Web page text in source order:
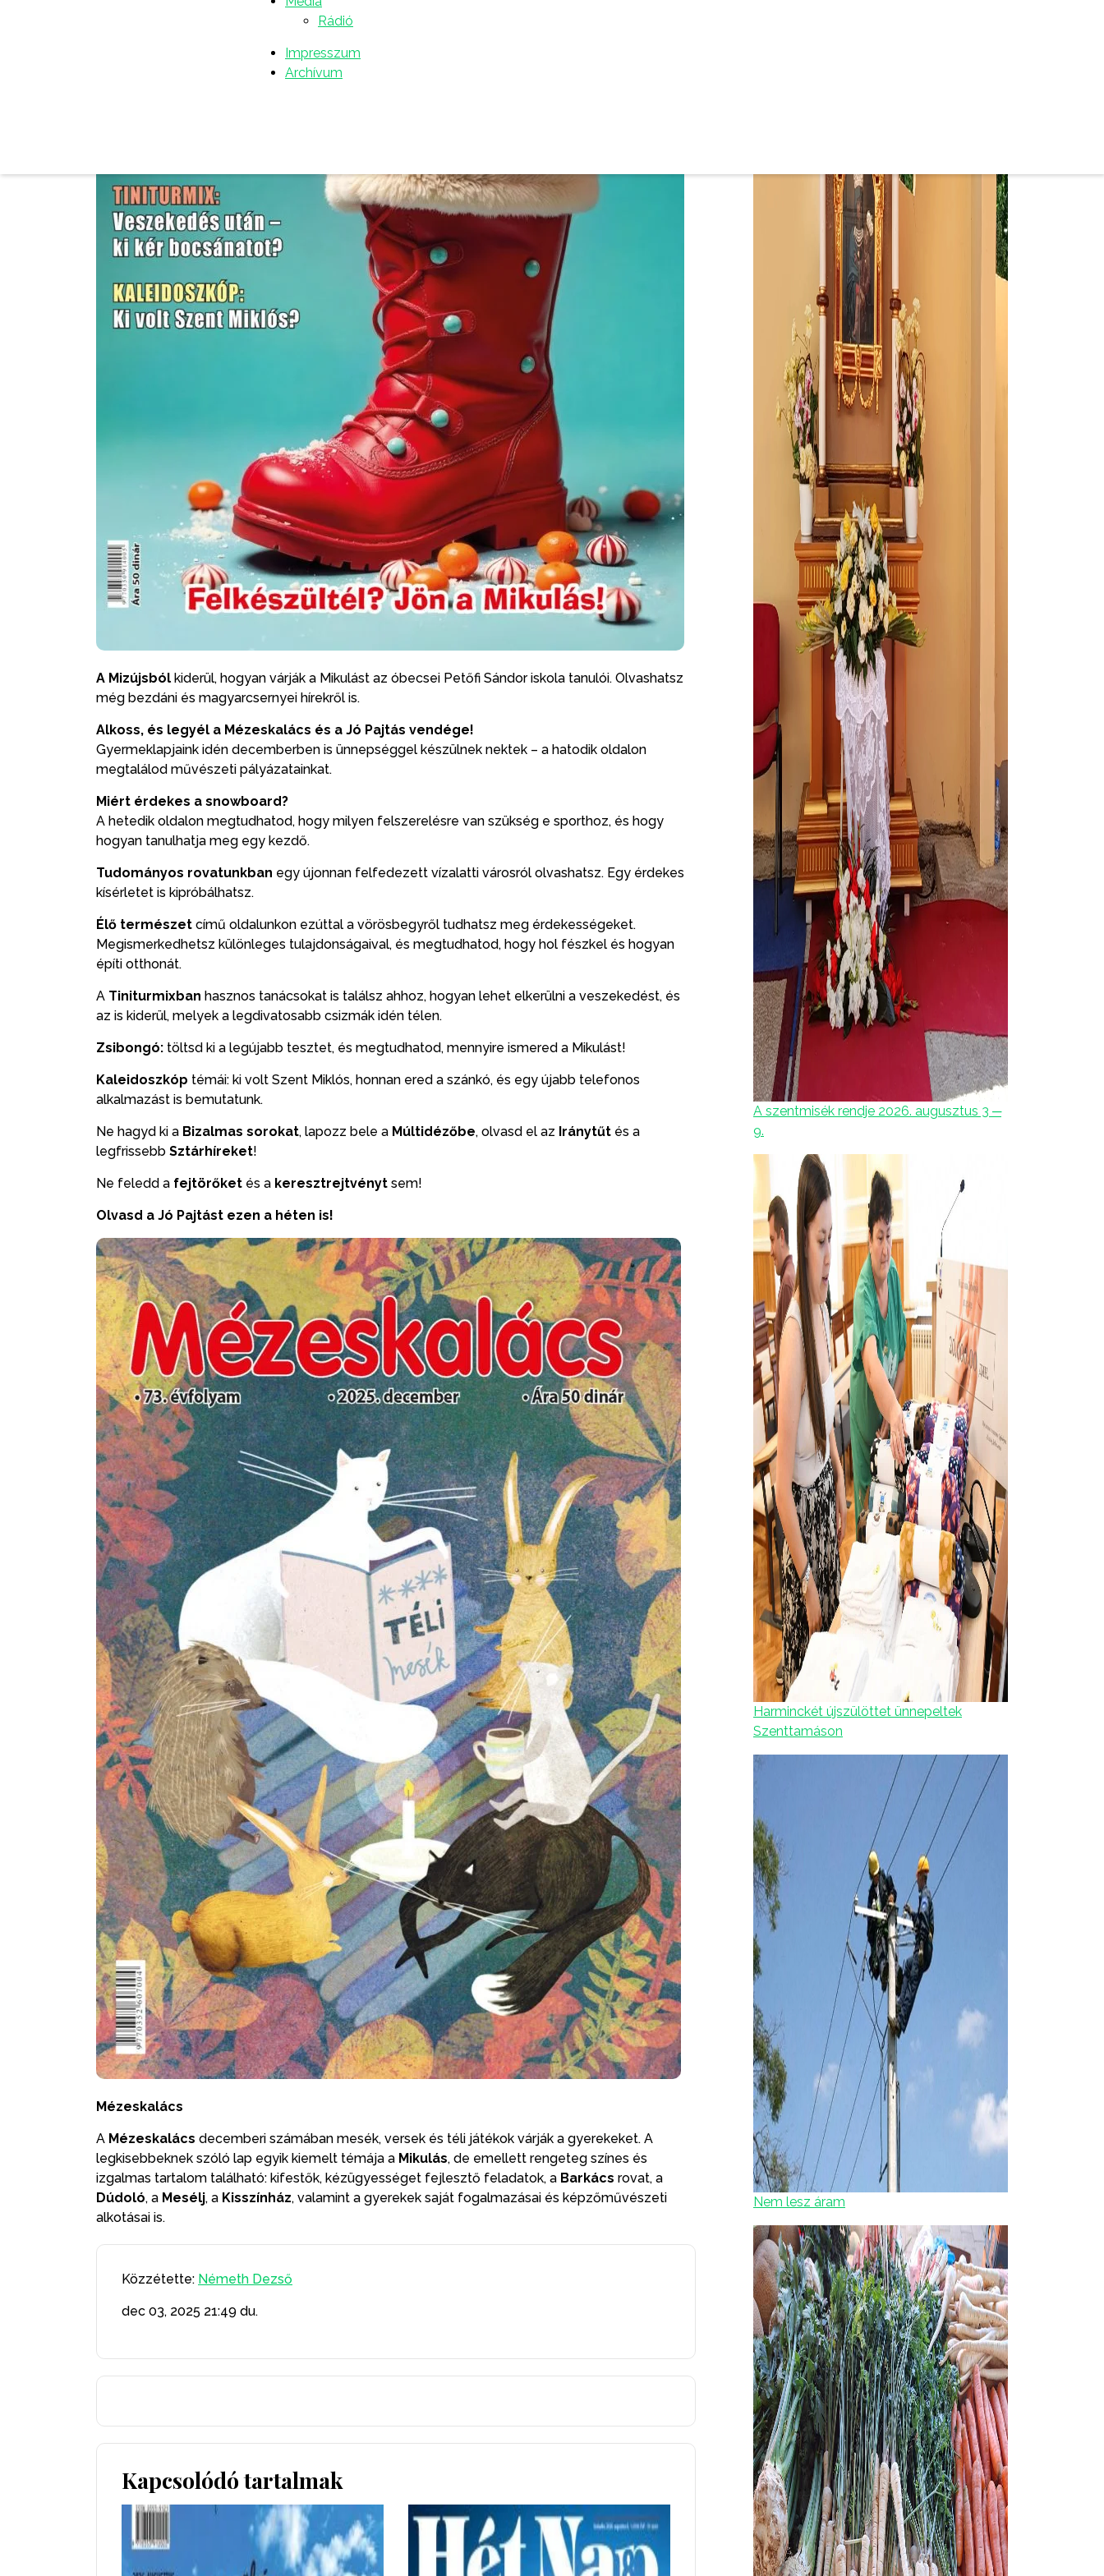
Rádió
Impresszum
Archívum
A Mizújsból kiderül, hogyan várják a Mikulást az óbecsei Petőfi Sándor iskola tanulói. Olvashatsz
még bezdáni és magyarcsernyei hírekről is.
Alkoss, és legyél a Mézeskalács és a Jó Pajtás vendége!
Gyermeklapjaink idén decemberben is ünnepséggel készülnek nektek – a hatodik oldalon
megtalálod művészeti pályázatainkat.
Miért érdekes a snowboard?
A hetedik oldalon megtudhatod, hogy milyen felszerelésre van szükség e sporthoz, és hogy
hogyan tanulhatja meg egy kezdő.
Tudományos rovatunkban egy újonnan felfedezett vízalatti városról olvashatsz. Egy érdekes
kísérletet is kipróbálhatsz.
Élő természet című oldalunkon ezúttal a vörösbegyről tudhatsz meg érdekességeket.
Megismerkedhetsz különleges tulajdonságaival, és megtudhatod, hogy hol fészkel és hogyan
építi otthonát.
A Tiniturmixban hasznos tanácsokat is találsz ahhoz, hogyan lehet elkerülni a veszekedést, és
az is kiderül, melyek a legdivatosabb csizmák idén télen.
Zsibongó: töltsd ki a legújabb tesztet, és megtudhatod, mennyire ismered a Mikulást!
Kaleidoszkóp témái: ki volt Szent Miklós, honnan ered a szánkó, és egy újabb telefonos
alkalmazást is bemutatunk.
Ne hagyd ki a Bizalmas sorokat, lapozz bele a Múltidézőbe, olvasd el az Iránytűt és a
legfrissebb Sztárhíreket!
Ne feledd a fejtörőket és a keresztrejtvényt sem!
Olvasd a Jó Pajtást ezen a héten is!
Mézeskalács
A Mézeskalács decemberi számában mesék, versek és téli játékok várják a gyerekeket. A
legkisebbeknek szóló lap egyik kiemelt témája a Mikulás, de emellett rengeteg színes és
izgalmas tartalom található: kifestők, kézügyességet fejlesztő feladatok, a Barkács rovat, a
Dúdoló, a Mesélj, a Kisszínház, valamint a gyerekek saját fogalmazásai és képzőművészeti
alkotásai is.
Közzétette: Németh Dezső
dec 03, 2025 21:49 du.
Kapcsolódó tartalmak
A szentmisék rendje 2026. augusztus 3 ─
9.
Harminckét újszülöttet ünnepeltek
Szenttamáson
Nem lesz áram